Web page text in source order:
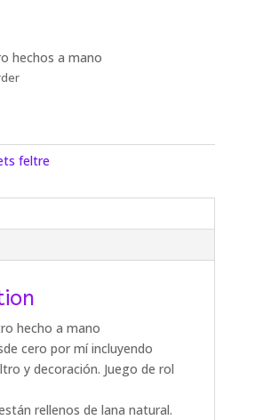
hechos a mano
feltre
hecho a mano
cero por mí incluyendo
y decoración. Juego de rol
rellenos de lana natural.